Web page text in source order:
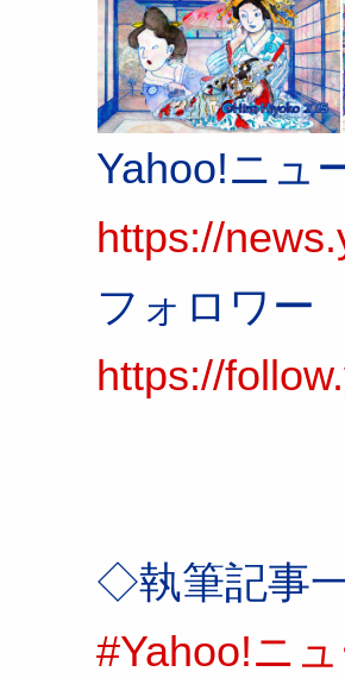
Yahoo!ニ
https://
フォロワー
https://
◇執筆記事
#Yahoo!ニ